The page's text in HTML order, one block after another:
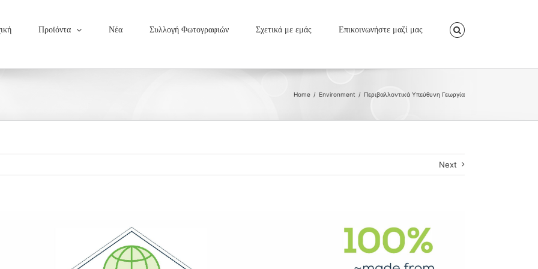
Προϊόντα Νέα Συλλογή Φωτογραφιών Σχετικά με εμάς Επικοινωνήστε μαζί μας
Home / Environment / Περιβαλλοντικά Υπεύθυνη Γεωργία
Next